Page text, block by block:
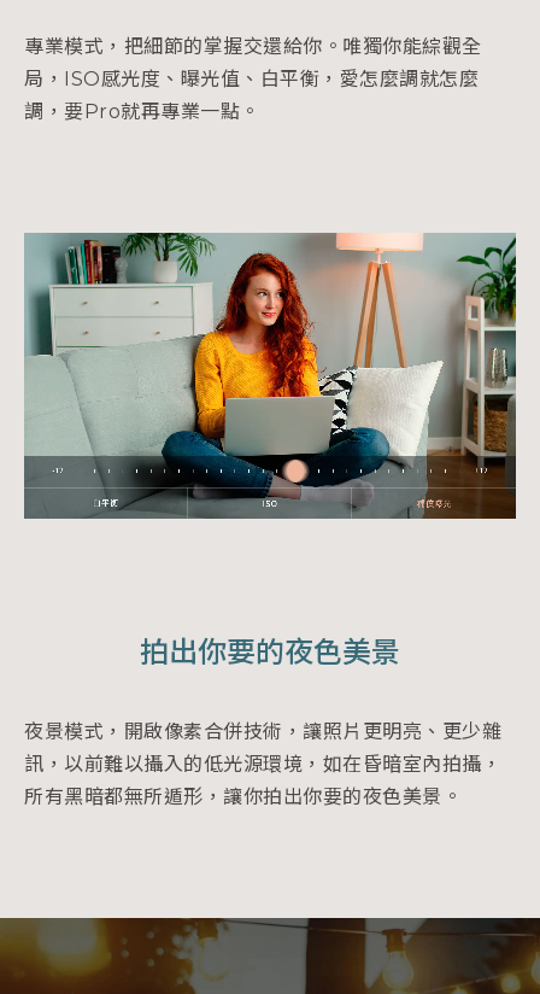
專業模式，把細節的掌握交還給你。唯獨你能綜觀全
局，ISO感光度、曝光值、白平衡，愛怎麼調就怎麼
調，要Pro就再專業一點。
拍出你要的夜色美景
夜景模式，開啟像素合併技術，讓照片更明亮、更少雜
訊，以前難以攝入的低光源環境，如在昏暗室內拍攝​，
所有黑暗都無所遁形，讓你拍出你要的夜色美景。